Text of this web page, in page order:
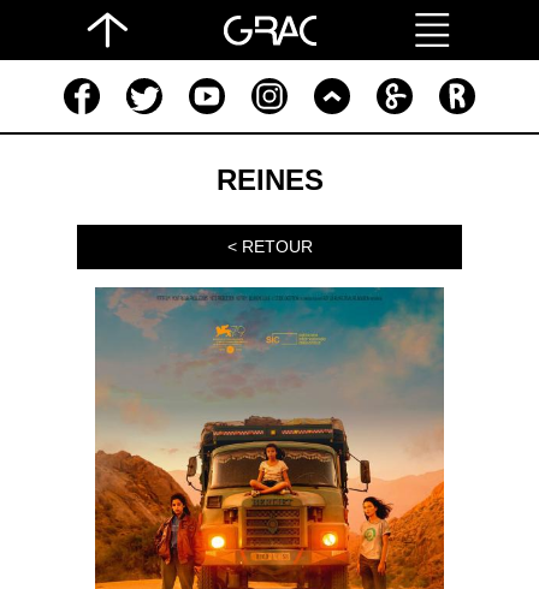
REINES
< RETOUR